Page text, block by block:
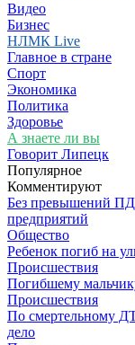
Видео
Бизнес
НЛМК Live
Главное в стране
Спорт
Экономика
Политика
Здоровье
А знаете ли вы
Говорит Липецк
Популярное
Комментируют
Без превышений
предприятий
Общество
Ребенок погиб на
Происшествия
Погибшему
Происшествия
По смертельному
дело